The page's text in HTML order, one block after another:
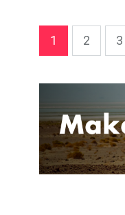
1 2 3